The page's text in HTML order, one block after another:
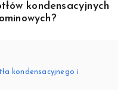
kondensacyjnych
kondensacyjnego i